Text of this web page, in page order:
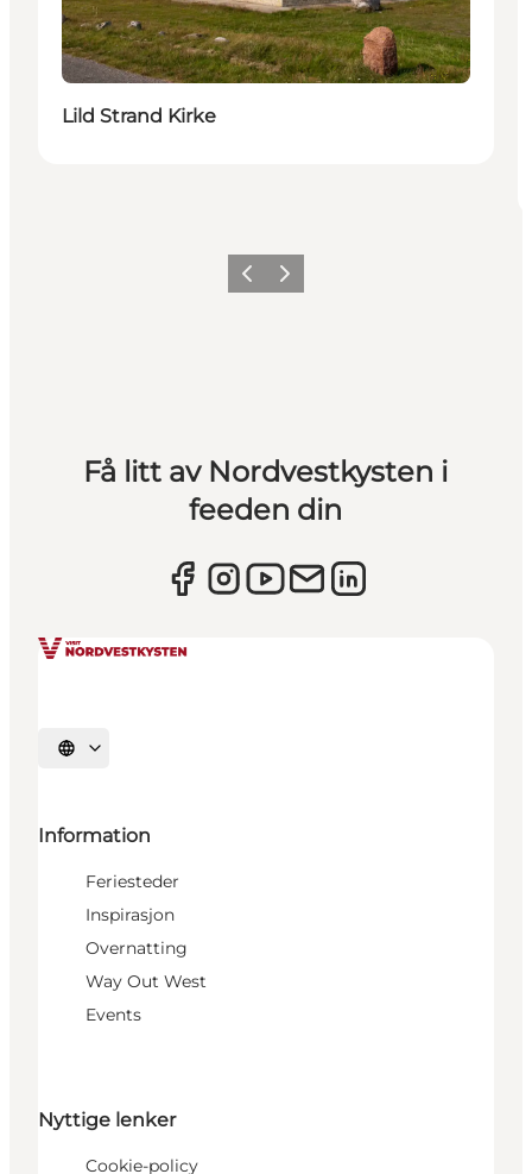
Lild Strand Kirke
ForrigeNeste
Få litt av Nordvestkysten i
feeden din
Velg språk
Information
Feriesteder
Inspirasjon
Overnatting
Way Out West
Events
Nyttige lenker
Cookie-policy